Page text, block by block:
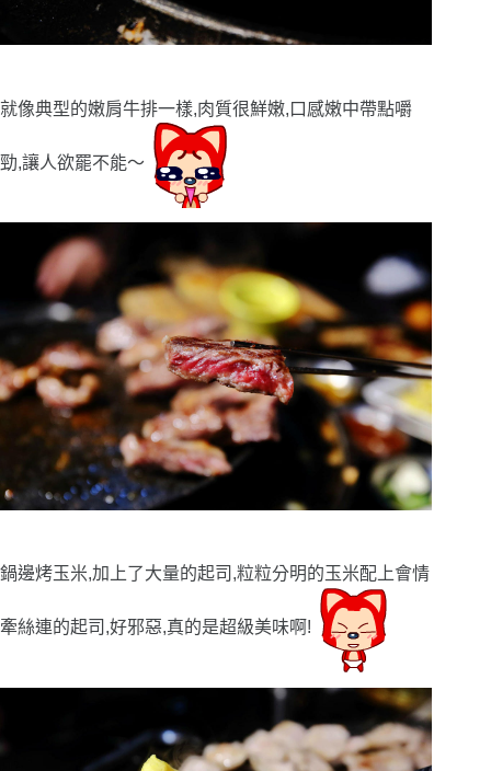
就像典型的嫩肩牛排一樣,肉質很鮮嫩,口感嫩中帶點嚼
勁,讓人欲罷不能〜
鍋邊烤玉米,加上了大量的起司,粒粒分明的玉米配上會情
牽絲連的起司,好邪惡,真的是超級美味啊!